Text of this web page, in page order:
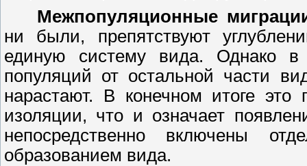
Межпопуляционные
ни были, препятствуют
единую систему вида. Однако в
популяций от остальной части
нарастают. В конечном итоге это
изоляции, что и означает
непосредственно включены
образованием вида.